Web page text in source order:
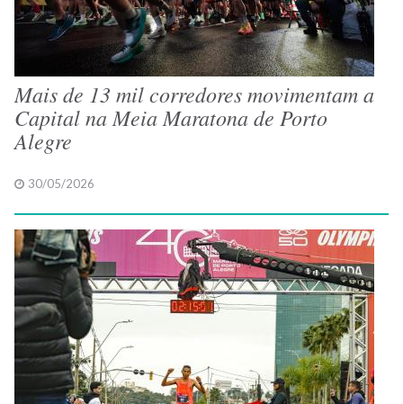
Mais de 13 mil corredores movimentam a
Capital na Meia Maratona de Porto
Alegre
30/05/2026